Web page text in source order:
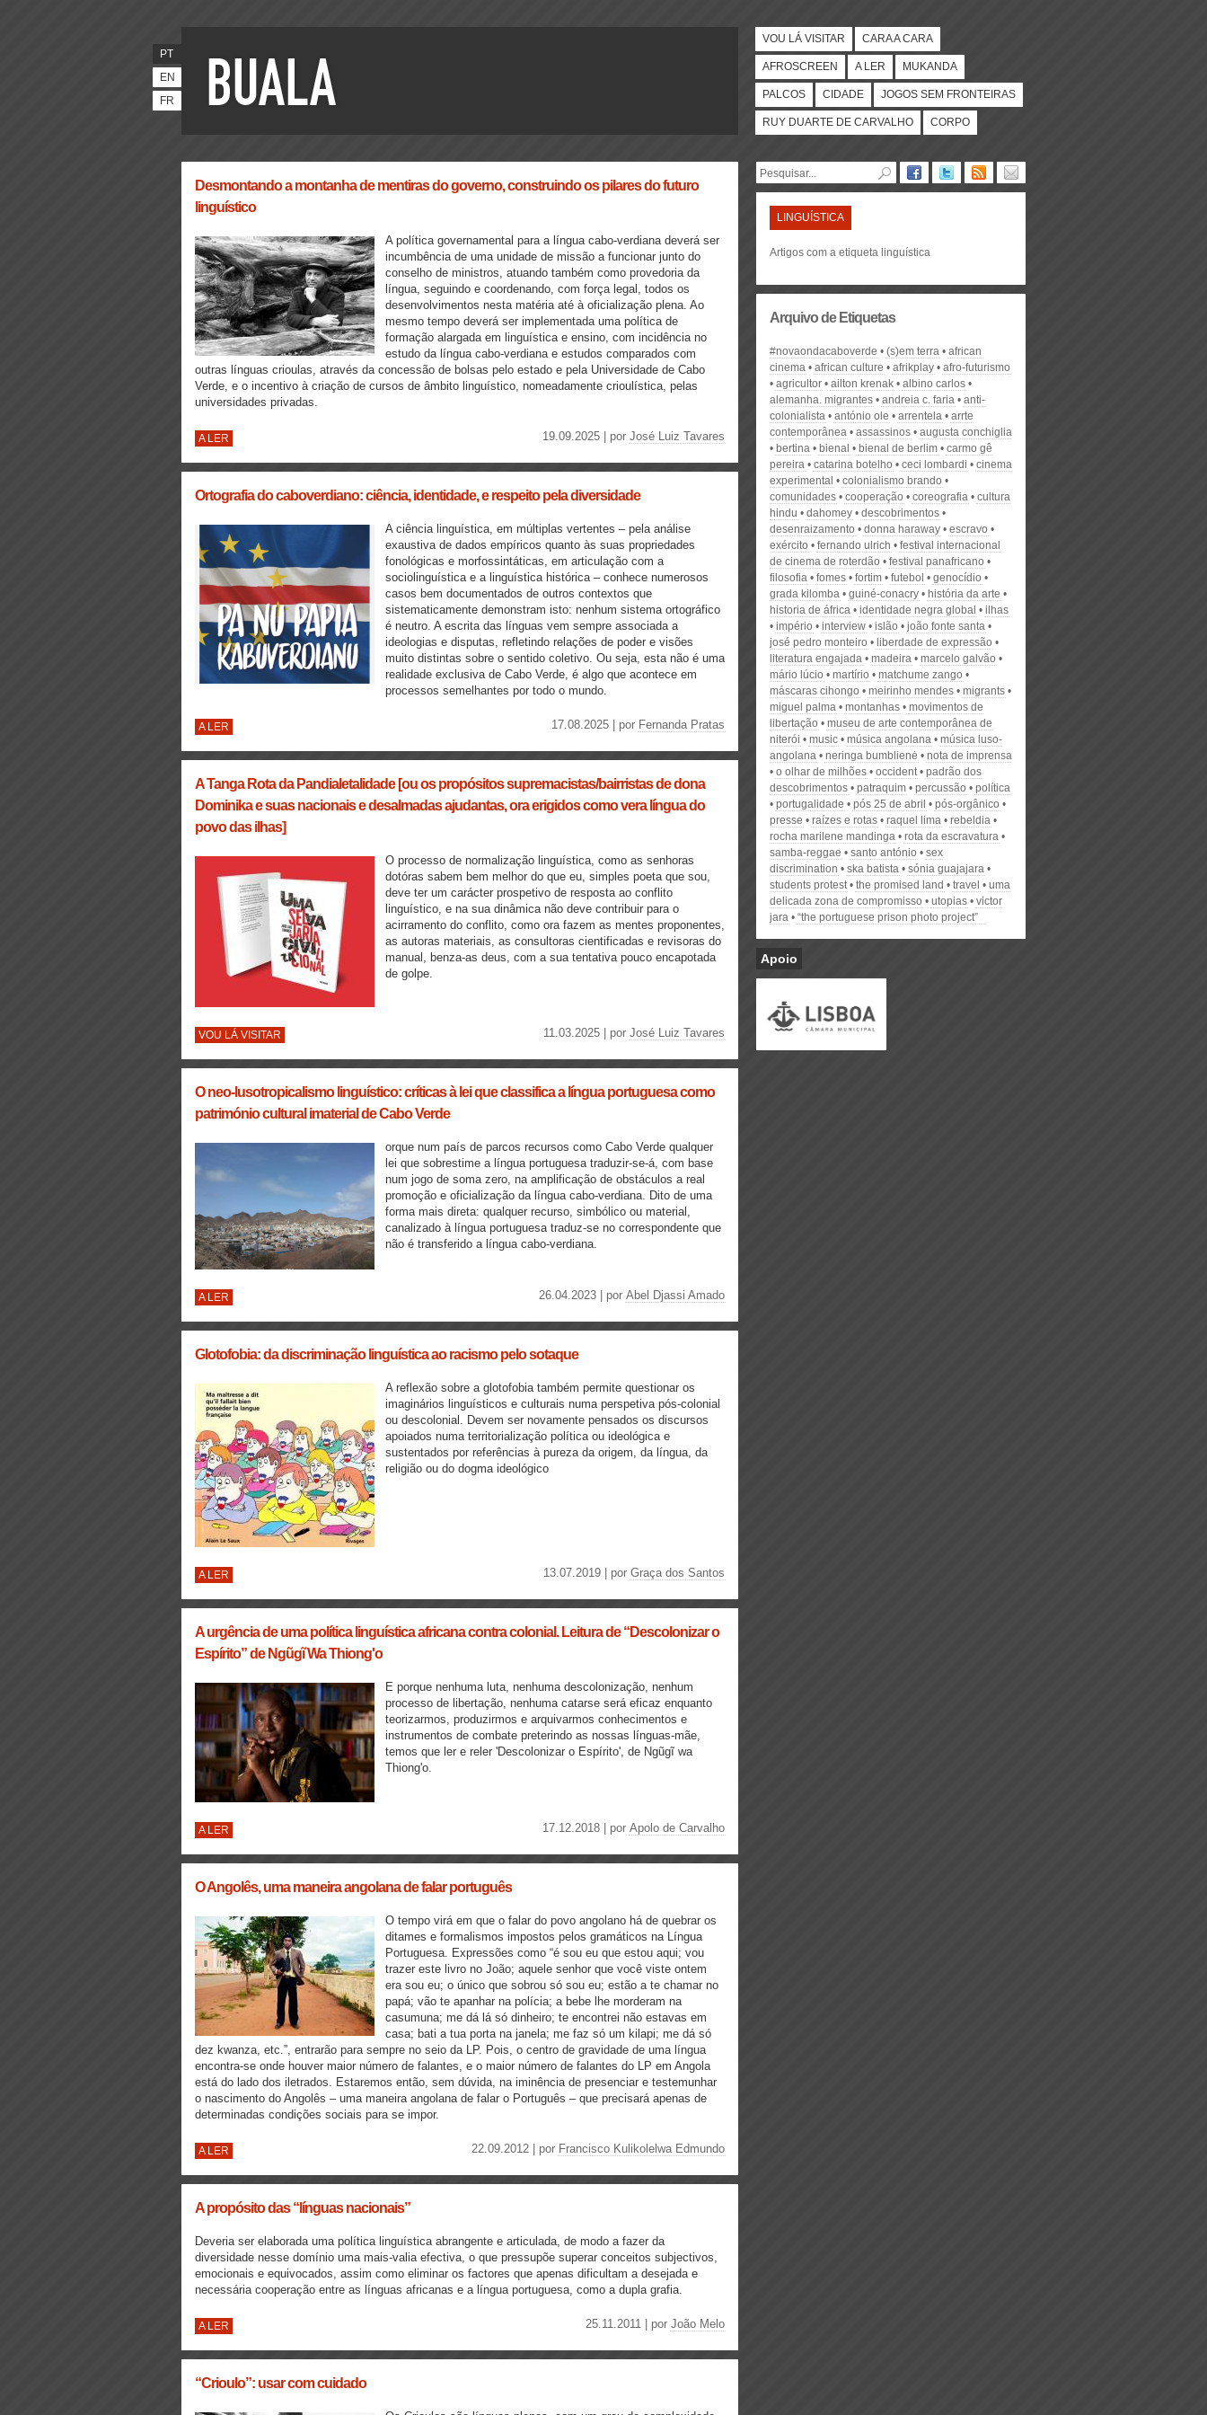
PT
EN
FR
VOU LÁ VISITAR CARA A CARA
AFROSCREEN A LER MUKANDA
PALCOS CIDADE JOGOS SEM FRONTEIRAS
RUY DUARTE DE CARVALHO CORPO
Desmontando a montanha de mentiras do governo, construindo os pilares do futuro
linguístico
A política governamental para a língua cabo-verdiana deverá ser
incumbência de uma unidade de missão a funcionar junto do
conselho de ministros, atuando também como provedoria da
língua, seguindo e coordenando, com força legal, todos os
desenvolvimentos nesta matéria até à oficialização plena. Ao
mesmo tempo deverá ser implementada uma política de
formação alargada em linguística e ensino, com incidência no
estudo da língua cabo-verdiana e estudos comparados com
outras línguas crioulas, através da concessão de bolsas pelo estado e pela Universidade de Cabo
Verde, e o incentivo à criação de cursos de âmbito linguístico, nomeadamente crioulística, pelas
universidades privadas.
A LER 19.09.2025 | por José Luiz Tavares
Ortografia do caboverdiano: ciência, identidade, e respeito pela diversidade
A ciência linguística, em múltiplas vertentes – pela análise
exaustiva de dados empíricos quanto às suas propriedades
fonológicas e morfossintáticas, em articulação com a
sociolinguística e a linguística histórica – conhece numerosos
casos bem documentados de outros contextos que
sistematicamente demonstram isto: nenhum sistema ortográfico
é neutro. A escrita das línguas vem sempre associada a
ideologias e disputas, refletindo relações de poder e visões
muito distintas sobre o sentido coletivo. Ou seja, esta não é uma
realidade exclusiva de Cabo Verde, é algo que acontece em
processos semelhantes por todo o mundo.
A LER 17.08.2025 | por Fernanda Pratas
A Tanga Rota da Pandialetalidade [ou os propósitos supremacistas/bairristas de dona
Dominika e suas nacionais e desalmadas ajudantas, ora erigidos como vera língua do
povo das ilhas]
O processo de normalização linguística, como as senhoras
dotóras sabem bem melhor do que eu, simples poeta que sou,
deve ter um carácter prospetivo de resposta ao conflito
linguístico, e na sua dinâmica não deve contribuir para o
acirramento do conflito, como ora fazem as mentes proponentes,
as autoras materiais, as consultoras cientificadas e revisoras do
manual, benza-as deus, com a sua tentativa pouco encapotada
de golpe.
VOU LÁ VISITAR 11.03.2025 | por José Luiz Tavares
O neo-lusotropicalismo linguístico: críticas à lei que classifica a língua portuguesa como
património cultural imaterial de Cabo Verde
orque num país de parcos recursos como Cabo Verde qualquer
lei que sobrestime a língua portuguesa traduzir-se-á, com base
num jogo de soma zero, na amplificação de obstáculos a real
promoção e oficialização da língua cabo-verdiana. Dito de uma
forma mais direta: qualquer recurso, simbólico ou material,
canalizado à língua portuguesa traduz-se no correspondente que
não é transferido a língua cabo-verdiana.
A LER 26.04.2023 | por Abel Djassi Amado
Glotofobia: da discriminação linguística ao racismo pelo sotaque
A reflexão sobre a glotofobia também permite questionar os
imaginários linguísticos e culturais numa perspetiva pós-colonial
ou descolonial. Devem ser novamente pensados os discursos
apoiados numa territorialização política ou ideológica e
sustentados por referências à pureza da origem, da língua, da
religião ou do dogma ideológico
A LER 13.07.2019 | por Graça dos Santos
A urgência de uma política linguística africana contra colonial. Leitura de “Descolonizar o
Espírito” de Ngũgĩ Wa Thiong'o
E porque nenhuma luta, nenhuma descolonização, nenhum
processo de libertação, nenhuma catarse será eficaz enquanto
teorizarmos, produzirmos e arquivarmos conhecimentos e
instrumentos de combate preterindo as nossas línguas-mãe,
temos que ler e reler 'Descolonizar o Espírito', de Ngũgĩ wa
Thiong'o.
A LER 17.12.2018 | por Apolo de Carvalho
O Angolês, uma maneira angolana de falar português
O tempo virá em que o falar do povo angolano há de quebrar os
ditames e formalismos impostos pelos gramáticos na Língua
Portuguesa. Expressões como “é sou eu que estou aqui; vou
trazer este livro no João; aquele senhor que você viste ontem
era sou eu; o único que sobrou só sou eu; estão a te chamar no
papá; vão te apanhar na polícia; a bebe lhe morderam na
casumuna; me dá lá só dinheiro; te encontrei não estavas em
casa; bati a tua porta na janela; me faz só um kilapi; me dá só
dez kwanza, etc.”, entrarão para sempre no seio da LP. Pois, o centro de gravidade de uma língua
encontra-se onde houver maior número de falantes, e o maior número de falantes do LP em Angola
está do lado dos iletrados. Estaremos então, sem dúvida, na iminência de presenciar e testemunhar
o nascimento do Angolês – uma maneira angolana de falar o Português – que precisará apenas de
determinadas condições sociais para se impor.
A LER 22.09.2012 | por Francisco Kulikolelwa Edmundo
A propósito das “línguas nacionais”
Deveria ser elaborada uma política linguística abrangente e articulada, de modo a fazer da
diversidade nesse domínio uma mais-valia efectiva, o que pressupõe superar conceitos subjectivos,
emocionais e equivocados, assim como eliminar os factores que apenas dificultam a desejada e
necessária cooperação entre as línguas africanas e a língua portuguesa, como a dupla grafia.
A LER 25.11.2011 | por João Melo
“Crioulo”: usar com cuidado
LINGUÍSTICA
Artigos com a etiqueta linguística
Arquivo de Etiquetas
#novaondacaboverde (s)em terra
african
cinema
african culture afrikplay
afro-futurismo
agricultor
ailton krenak
albino carlos
alemanha. migrantes
andreia c. faria
anti-
colonialista
antónio ole arrentela
arrte
contemporânea
assassinos
augusta conchiglia
bertina
bienal bienal de berlim
carmo gê
pereira
catarina botelho ceci lombardi
cinema
experimental
colonialismo brando
comunidades
cooperação coreografia
cultura
hindu
dahomey
descobrimentos
desenraizamento
donna haraway
escravo
exército
fernando ulrich
festival internacional
de cinema de roterdão
festival panafricano
filosofia
fomes fortim futebol
genocídio
grada kilomba
guiné-conacry
história da arte
historia de áfrica
identidade negra global
ilhas
império
interview islão
joão fonte santa
josé pedro monteiro
liberdade de expressão
literatura engajada
madeira
marcelo galvão
mário lúcio
martírio
matchume zango
máscaras cihongo
meirinho mendes
migrants
miguel palma
montanhas
movimentos de
libertação
museu de arte contemporânea de
niterói
music música angolana
música luso-
angolana
neringa bumblienė
nota de imprensa
o olhar de milhões
occident
padrão dos
descobrimentos
patraquim percussão
política
portugalidade
pós 25 de abril
pós-orgânico
presse
raízes e rotas raquel lima
rebeldia
rocha marilene mandinga
rota da escravatura
samba-reggae
santo antónio
sex
discrimination
ska batista
sónia guajajara
students protest
the promised land travel
uma
delicada zona de compromisso
utopias
victor
jara
“the portuguese prison photo project”
Apoio